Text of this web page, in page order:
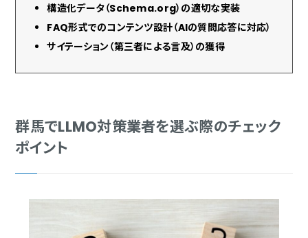
構造化データ（Schema.org）の適切な実装
FAQ形式でのコンテンツ設計（AIの質問応答に対応）
サイテーション（第三者による言及）の獲得
群馬でLLMO対策業者を選ぶ際のチェック
ポイント